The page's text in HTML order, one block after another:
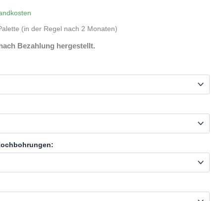
(in der Regel nach 2 Monaten)
Bezahlung hergestellt.